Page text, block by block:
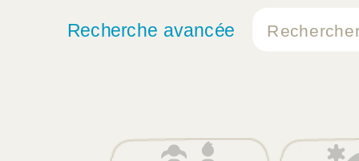
Recherche avancée